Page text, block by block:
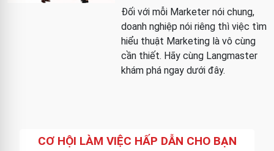
Đối với mỗi Marketer nói chung,
doanh nghiệp nói riêng thì việc tìm
hiểu thuật Marketing là vô cùng
cần thiết. Hãy cùng Langmaster
khám phá ngay dưới đây.
CƠ HỘI LÀM VIỆC HẤP DẪN CHO BẠN